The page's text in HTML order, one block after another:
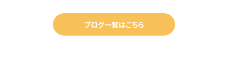
ブログ一覧はこちら